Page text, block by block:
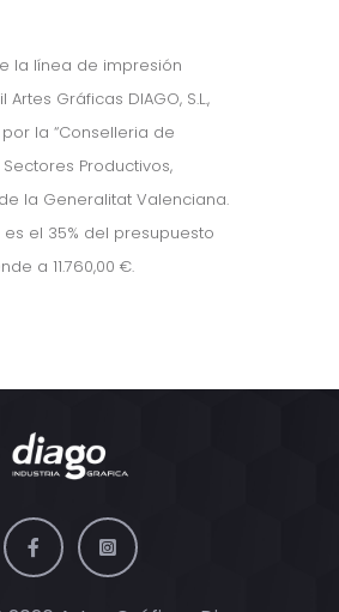
la línea de impresión
Gráficas DIAGO, S.L.,
la “Conselleria de
Productivos,
la Generalitat Valenciana.
el 35% del presupuesto
a 11.760,00 €.